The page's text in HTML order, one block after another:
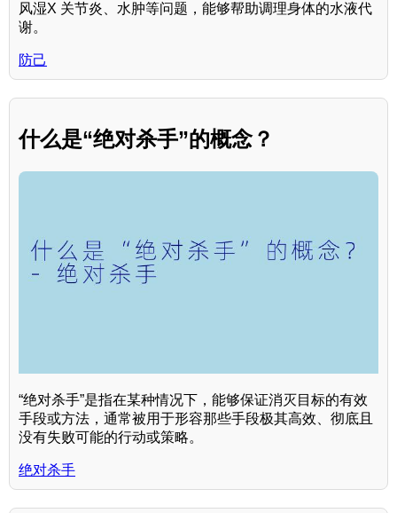
风湿X 关节炎、水肿等问题，能够帮助调理身体的水液代
谢。
防己
什么是“绝对杀手”的概念？
“绝对杀手”是指在某种情况下，能够保证消灭目标的有效
手段或方法，通常被用于形容那些手段极其高效、彻底且
没有失败可能的行动或策略。
绝对杀手